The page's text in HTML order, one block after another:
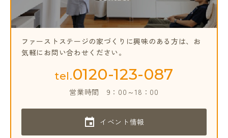
ファーストステージの家づくりに興味のある方は、 お
気軽にお問い合わせください。
tel.0120-123-087
営業時間 9：00～18：00
イベント情報